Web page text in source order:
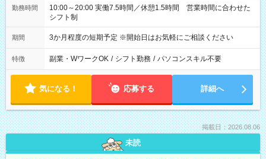
勤務時間
10:00～20:00 実働7.5時間／休憩1.5時間 営業時間に合わせた
シフト制
期間 3か月程度の短期予定 ※開始日はお気軽にご相談ください
特徴 副業・WワークOK / シフト勤務 / パソコンスキル不要
気になる！ 応募する 詳細へ
掲載日：2026.08.06
未読